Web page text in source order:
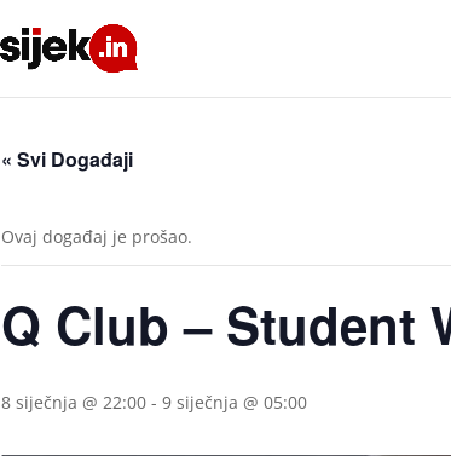
« Svi Događaji
Ovaj događaj je prošao.
Q Club – Student
8 siječnja @ 22:00 - 9 siječnja @ 05:00